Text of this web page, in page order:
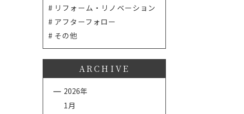
リフォーム・リノベーション
アフターフォロー
その他
ARCHIVE
2026年
1月